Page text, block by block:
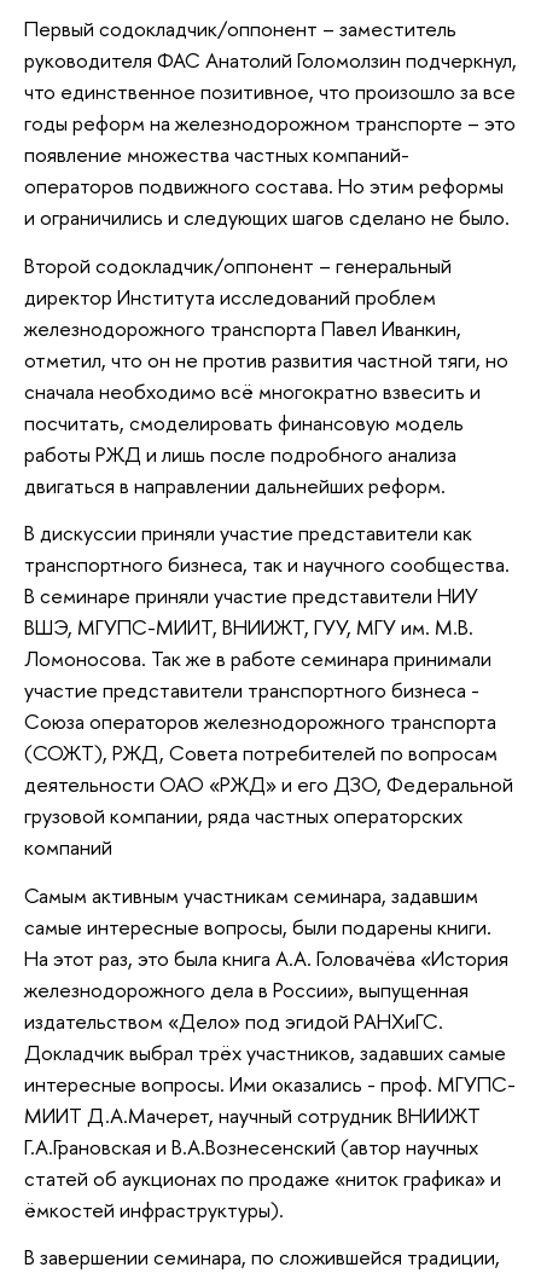
Первый содокладчик/оппонент – заместитель
руководителя ФАС Анатолий Голомолзин подчеркнул,
что единственное позитивное, что произошло за все
годы реформ на железнодорожном транспорте – это
появление множества частных компаний-
операторов подвижного состава. Но этим реформы
и ограничились и следующих шагов сделано не было.
Второй содокладчик/оппонент – генеральный
директор Института исследований проблем
железнодорожного транспорта Павел Иванкин,
отметил, что он не против развития частной тяги, но
сначала необходимо всё многократно взвесить и
посчитать, смоделировать финансовую модель
работы РЖД и лишь после подробного анализа
двигаться в направлении дальнейших реформ.
В дискуссии приняли участие представители как
транспортного бизнеса, так и научного сообщества.
В семинаре приняли участие представители НИУ
ВШЭ, МГУПС-МИИТ, ВНИИЖТ, ГУУ, МГУ им. М.В.
Ломоносова. Так же в работе семинара принимали
участие представители транспортного бизнеса -
Союза операторов железнодорожного транспорта
(СОЖТ), РЖД, Совета потребителей по вопросам
деятельности ОАО «РЖД» и его ДЗО, Федеральной
грузовой компании, ряда частных операторских
компаний
Самым активным участникам семинара, задавшим
самые интересные вопросы, были подарены книги.
На этот раз, это была книга А.А. Головачёва «История
железнодорожного дела в России», выпущенная
издательством «Дело» под эгидой РАНХиГС.
Докладчик выбрал трёх участников, задавших самые
интересные вопросы. Ими оказались - проф. МГУПС-
МИИТ Д.А.Мачерет, научный сотрудник ВНИИЖТ
Г.А.Грановская и В.А.Вознесенский (автор научных
статей об аукционах по продаже «ниток графика» и
ёмкостей инфраструктуры).
В завершении семинара, по сложившейся традиции,